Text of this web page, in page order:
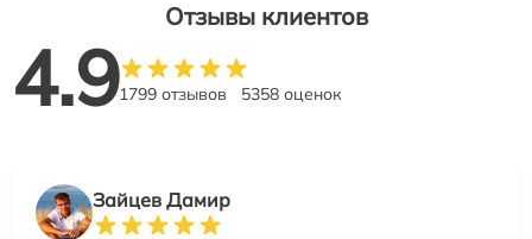
Отзывы клиентов
4.91799 отзывов 5358 оценок
Зайцев Дамир